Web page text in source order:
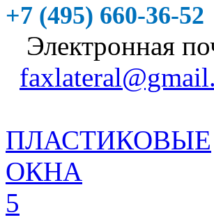
+7 (495) 660-36-52
Электронная
ПЛАСТИКОВЫЕ
ОКНА
5